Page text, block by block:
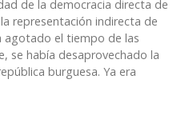
de la democracia directa de
representación indirecta de
agotado el tiempo de las
se había desaprovechado la
burguesa. Ya era